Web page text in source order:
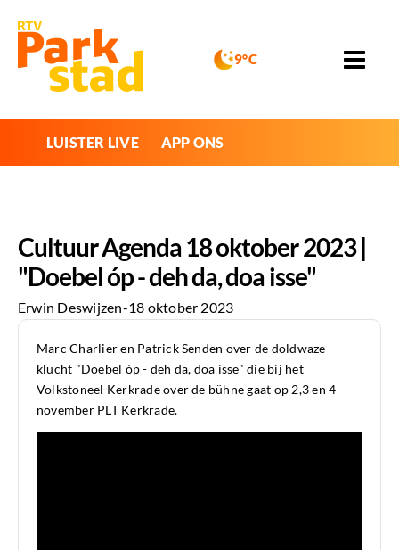
9°C
LUISTER LIVE APP ONS
Cultuur Agenda 18 oktober 2023 |
"Doebel óp - deh da, doa isse"
Erwin Deswijzen-18 oktober 2023
Marc Charlier en Patrick Senden over de doldwaze
klucht "Doebel óp - deh da, doa isse" die bij het
Volkstoneel Kerkrade over de bühne gaat op 2,3 en 4
november PLT Kerkrade.